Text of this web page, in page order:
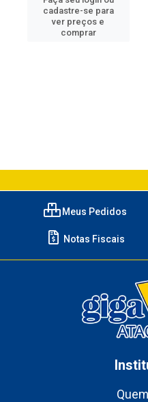
cadastre-se para
ver preços e
comprar
Meus Pedidos
Notas Fiscais